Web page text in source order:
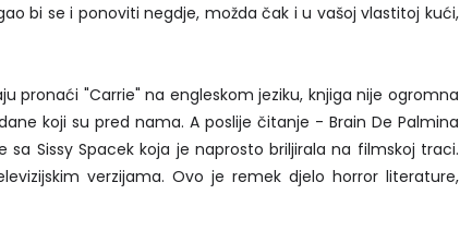
bi se i ponoviti negdje, možda čak i u vašoj vlastitoj kući,
pronaći "Carrie" na engleskom jeziku, knjiga nije ogromna
koji su pred nama. A poslije čitanje - Brain De Palmina
sa Sissy Spacek koja je naprosto briljirala na filmskoj traci.
verzijama. Ovo je remek djelo horror literature,